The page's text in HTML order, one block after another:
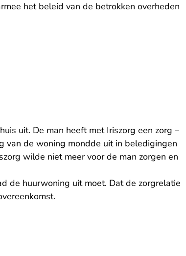
het beleid van de betrokken overheden
uit. De man heeft met Iriszorg een zorg –
van de woning mondde uit in beledigingen
wilde niet meer voor de man zorgen en
de huurwoning uit moet. Dat de zorgrelatie